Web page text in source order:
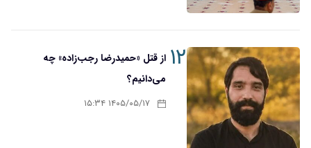
۱۲ از قتل «حمیدرضا رجب‌زاده» چه
می‌دانیم؟
۱۴۰۵/۰۵/۱۷ ۱۵:۳۴